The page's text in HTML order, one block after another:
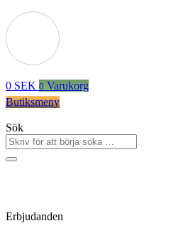
0 SEK 0 Varukorg
Butiksmeny
Sök
Erbjudanden